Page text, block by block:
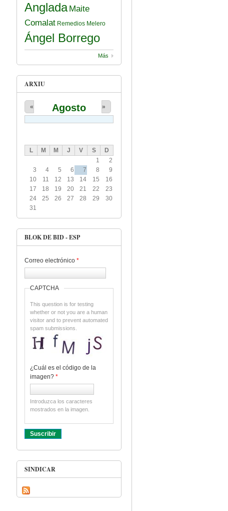
Anglada Maite
Comalat Remedios Melero
Ángel Borrego
Más
ARXIU
Agosto
« »
L M M J V S
D
1
2
3
4 5 6 7 8
9
10
11 12 13 14 15
16
17
18 19 20 21 22
23
24
25 26 27 28 29
30
31
BLOK DE BID - ESP
Correo electrónico *
CAPTCHA
This question is for testing
whether or not you are a human
visitor and to prevent automated
spam submissions.
¿Cuál es el código de la
imagen? *
Introduzca los caracteres
mostrados en la imagen.
SINDICAR